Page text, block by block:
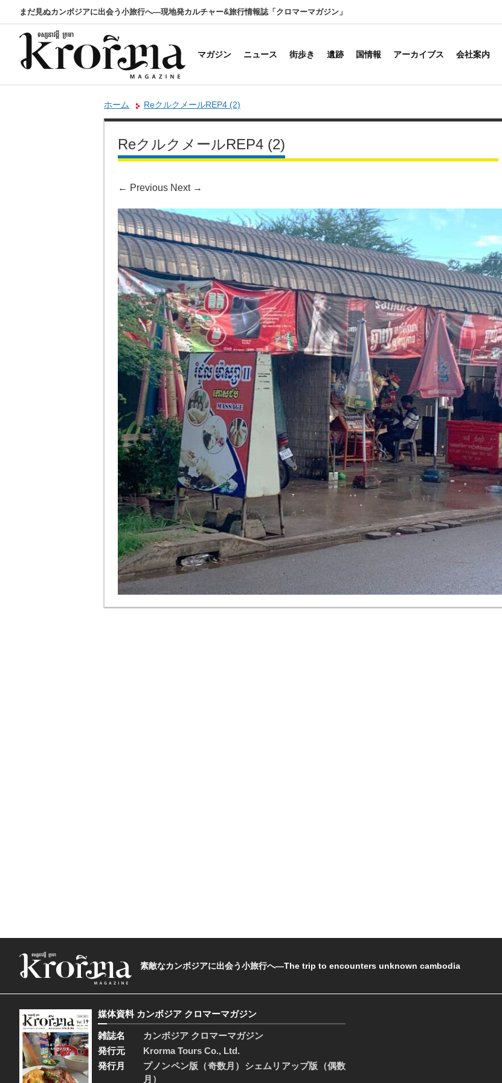
まだ見ぬカンボジアに出会う小旅行へ―現地発カルチャー&旅行情報誌「クロマーマガジン」
マガジン ニュース 街歩き 遺跡 国情報 アーカイブス 会社案内
ホーム ReクルクメールREP4 (2)
ReクルクメールREP4 (2)
← Previous Next →
素敵なカンボジアに出会う小旅行へ―The trip to encounters unknown cambodia
媒体資料 カンボジア クロマーマガジン
雑誌名
カンボジア クロマーマガジン
発行元
Krorma Tours Co., Ltd.
発行月
プノンペン版（奇数月）シェムリアップ版（偶数
月）